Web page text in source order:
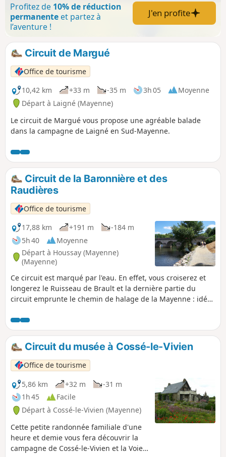
Profitez de 10% de réduction
permanenteet partez à
l’aventure !
J'en profite
Circuit de Margué
Office de tourisme
10,42 km
+33 m -35 m 3h 05
Moyenne
Départ à Laigné (Mayenne)
Le circuit de Margué vous propose une agréable balade
dans la campagne de Laigné en Sud-Mayenne.
Circuit de la Baronnière et des
Raudières
Office de tourisme
17,88 km
+191 m
-184 m
5h 40
Moyenne
Départ à Houssay (Mayenne)
(Mayenne)
Ce circuit est marqué par l'eau. En effet, vous croiserez et
longerez le Ruisseau de Brault et la dernière partie du
circuit emprunte le chemin de halage de la Mayenne : idéal
possible de raccourcir le parcours en n'empruntant pas la
boucle en huit des Raudières.
Circuit du musée à Cossé-le-Vivien
Office de tourisme
5,86 km
+32 m
-31 m
1h 45
Facile
Départ à Cossé-le-Vivien (Mayenne)
Cette petite randonnée familiale d'une
heure et demie vous fera découvrir la
campagne de Cossé-le-Vivien et la Voie